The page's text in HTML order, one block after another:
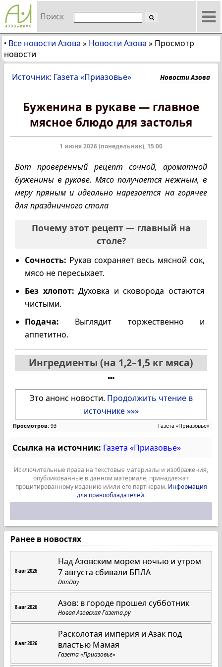
Поиск
• Все новости Азова » Новости Азова » Просмотр
новости
Источник: Газета «Приазовье» Новости Азова
Буженина в рукаве — главное
мясное блюдо для застолья
1 июня 2026 (понедельник), 15:00
Вот проверенный рецепт сочной, ароматной
буженины в рукаве. Мясо получается нежным, в
меру пряным и идеально нарезается на горячее
для праздничного стола
Почему этот рецепт — главный на
столе?
Сочность: Рукав сохраняет весь мясной сок,
мясо не пересыхает.
Без хлопот: Духовка и сковорода остаются
чистыми.
Подача: Выглядит торжественно и
аппетитно.
Ингредиенты (на 1,2–1,5 кг мяса)
Это анонс новости. Продолжить чтение в
источнике »»»
Просмотров: 93 Газета «Приазовье»
Ссылка на источник: Газета «Приазовье»
Исключительные права на текстовые материалы и изображения,
опубликованные в данном материале, принадлежат
процитированному изданию и/или его партнерам. Информация
для правообладателей.
Ранее в новостях
8 авг 2026
Над Азовским морем ночью и утром
7 августа сбивали БПЛА
DonDay
8 авг 2026 Азов: в городе прошел субботник
Новая Азовская Газета.ру
8 авг 2026
Расколотая империя и Азак под
властью Мамая
Газета «Приазовье»